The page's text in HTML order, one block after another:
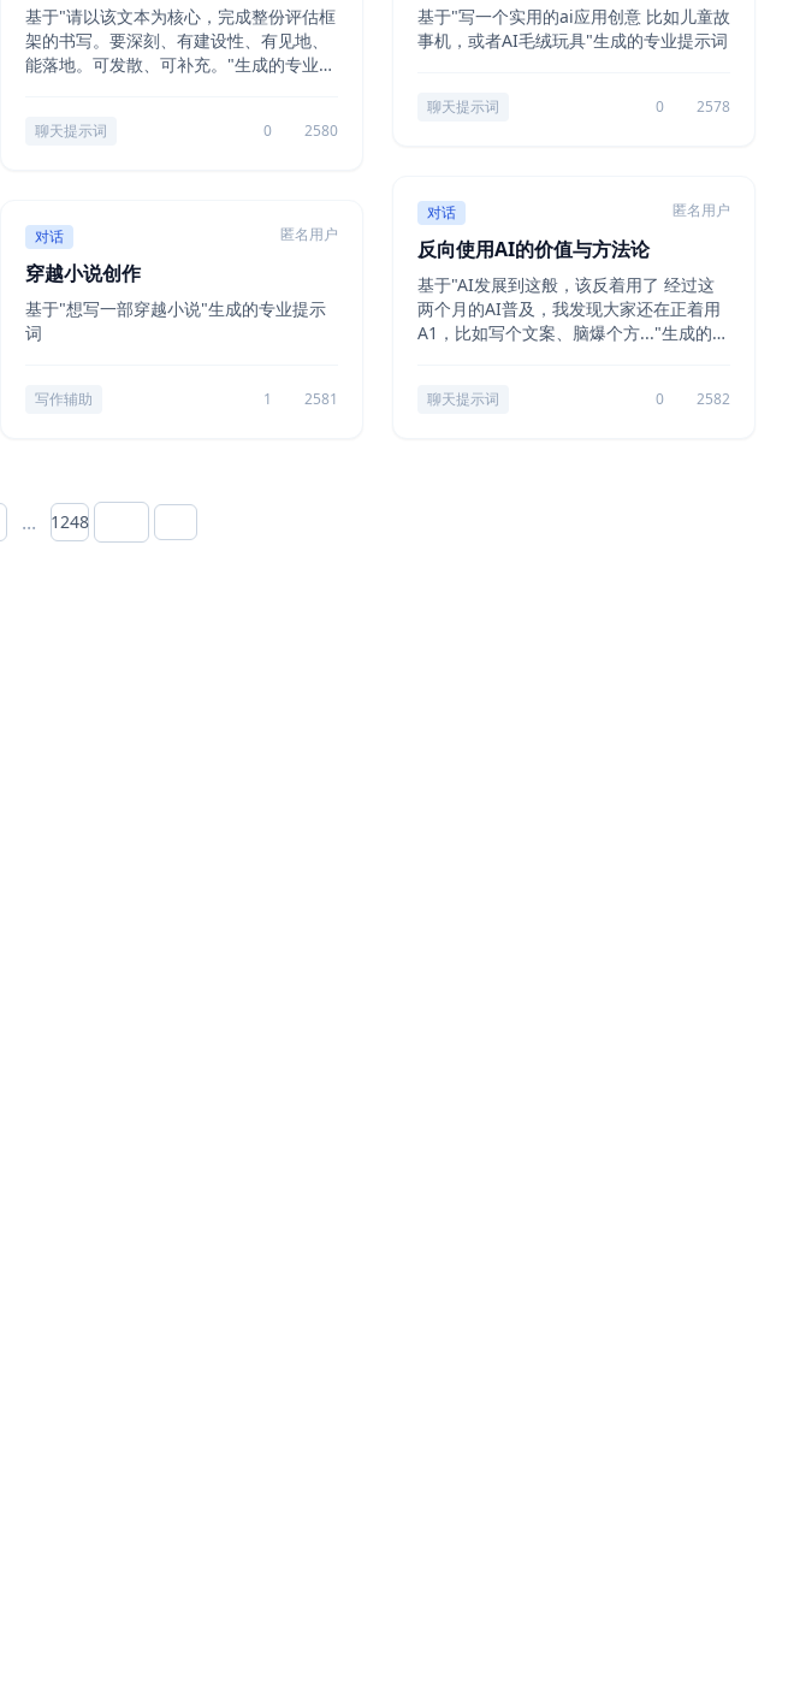
基于"请以该文本为核心，完成整份评估框
架的书写。要深刻、有建设性、有见地、
能落地。可发散、可补充。"生成的专业提
聊天提示词 0 2580
对话 匿名用户
穿越小说创作
基于"想写一部穿越小说"生成的专业提示
词
写作辅助 1 2581
基于"写一个实用的ai应用创意 比如儿童故
事机，或者AI毛绒玩具"生成的专业提示词
聊天提示词 0 2578
对话 匿名用户
反向使用AI的价值与方法论
基于"AI发展到这般，该反着用了 经过这
两个月的AI普及，我发现大家还在正着用
A1，比如写个文案、脑爆个方..."生成的专
聊天提示词 0 2582
... 1248